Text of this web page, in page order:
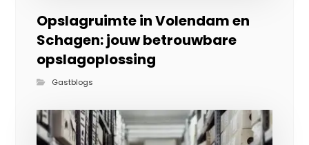
Opslagruimte in Volendam en
Schagen: jouw betrouwbare
opslagoplossing
Gastblogs